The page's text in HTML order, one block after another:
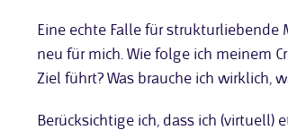
Eine echte Falle für
neu für mich. Wie folge ich meinem
Ziel führt? Was brauche ich wirklich,
Berücksichtige ich, dass ich (virtuell)